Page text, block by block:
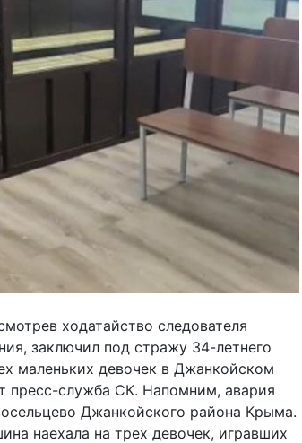
ходатайство следователя
заключил под стражу 34-летнего
маленьких девочек в Джанкойском
пресс-служба СК. Напомним, авария
Джанкойского района Крыма.
наехала на трех девочек, игравших